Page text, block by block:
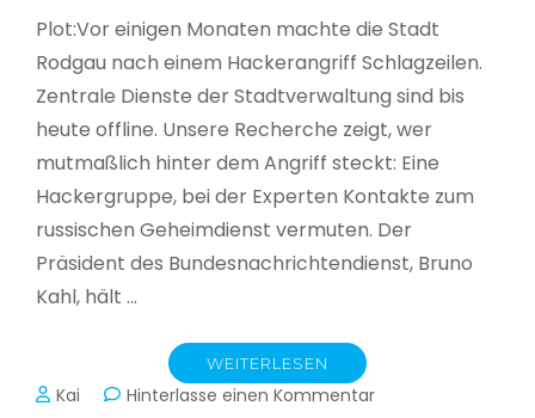
Plot:Vor einigen Monaten machte die Stadt
Rodgau nach einem Hackerangriff Schlagzeilen.
Zentrale Dienste der Stadtverwaltung sind bis
heute offline. Unsere Recherche zeigt, wer
mutmaßlich hinter dem Angriff steckt: Eine
Hackergruppe, bei der Experten Kontakte zum
russischen Geheimdienst vermuten. Der
Präsident des Bundesnachrichtendienst, Bruno
Kahl, hält …
WEITERLESEN
Kai Hinterlasse einen Kommentarzu